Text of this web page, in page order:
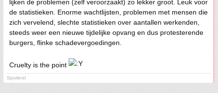
lijken de problemen (zelf veroorzaakt) zo lekker groot. Leuk voor
de statistieken. Enorme wachtlijsten, problemen met mensen die
zich vervelend, slechte statistieken over aantallen werkenden,
steeds weer een nieuwe tijdelijke opvang en dus protesterende
burgers, flinke schadevergoedingen.
Cruelty is the point
Spoilers!